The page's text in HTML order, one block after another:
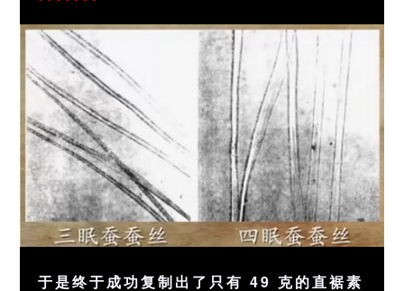
于是终于成功复制出了只有 49 克的直裾素